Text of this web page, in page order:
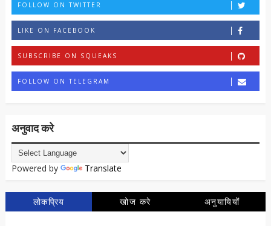
FOLLOW ON TWITTER
LIKE ON FACEBOOK
SUBSCRIBE ON SQUEAKS
FOLLOW ON TELEGRAM
अनुवाद करे
Powered by Translate
लोकप्रिय खोज करे अनुयायियों